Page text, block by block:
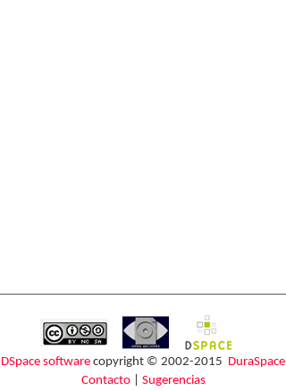
DSpace software copyright © 2002-2015 DuraSpace
Contacto| Sugerencias